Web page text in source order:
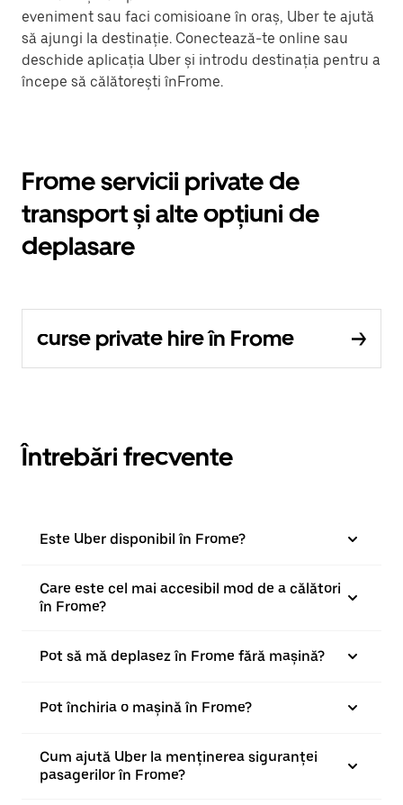
eveniment sau faci comisioane în oraș, Uber te ajută
să ajungi la destinație. Conectează-te online sau
deschide aplicația Uber și introdu destinația pentru a
începe să călătorești înFrome.
Frome servicii private de
transport și alte opțiuni de
deplasare
curse private hire în Frome
Întrebări frecvente
Este Uber disponibil în Frome?
Care este cel mai accesibil mod de a călători
în Frome?
Pot să mă deplasez în Frome fără mașină?
Pot închiria o mașină în Frome?
Cum ajută Uber la menținerea siguranței
pasagerilor în Frome?